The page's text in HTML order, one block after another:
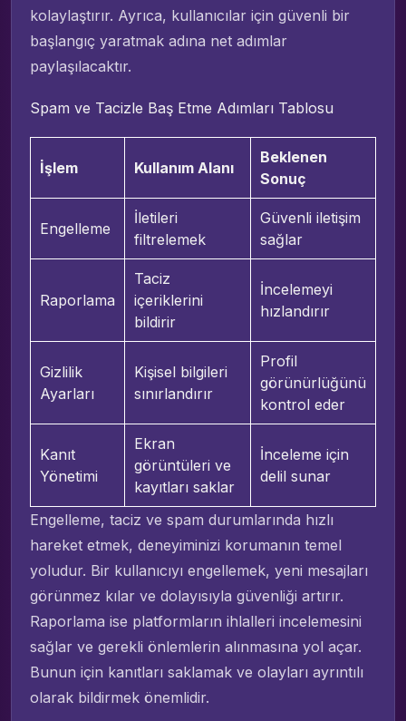
kolaylaştırır. Ayrıca, kullanıcılar için güvenli bir
başlangıç yaratmak adına net adımlar
paylaşılacaktır.
Spam ve Tacizle Baş Etme Adımları Tablosu
İşlem Kullanım Alanı
Beklenen
Sonuç
Engelleme
İletileri
filtrelemek
Güvenli iletişim
sağlar
Raporlama
Taciz
içeriklerini
bildirir
İncelemeyi
hızlandırır
Gizlilik
Ayarları
Kişisel bilgileri
sınırlandırır
Profil
görünürlüğünü
kontrol eder
Kanıt
Yönetimi
Ekran
görüntüleri ve
kayıtları saklar
İnceleme için
delil sunar
Engelleme, taciz ve spam durumlarında hızlı
hareket etmek, deneyiminizi korumanın temel
yoludur. Bir kullanıcıyı engellemek, yeni mesajları
görünmez kılar ve dolayısıyla güvenliği artırır.
Raporlama ise platformların ihlalleri incelemesini
sağlar ve gerekli önlemlerin alınmasına yol açar.
Bunun için kanıtları saklamak ve olayları ayrıntılı
olarak bildirmek önemlidir.